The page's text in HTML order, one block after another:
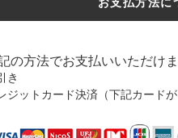
お支払方法に
の方法でお支払いいただけま
き
ジットカード決済（下記カードが